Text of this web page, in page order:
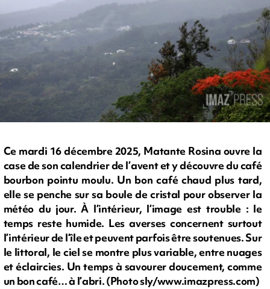
Ce mardi 16 décembre 2025, Matante Rosina ouvre la
case de son calendrier de l’avent et y découvre du café
bourbon pointu moulu. Un bon café chaud plus tard,
elle se penche sur sa boule de cristal pour observer la
météo du jour. À l’intérieur, l’image est trouble : le
temps reste humide. Les averses concernent surtout
l’intérieur de l’île et peuvent parfois être soutenues. Sur
le littoral, le ciel se montre plus variable, entre nuages
et éclaircies. Un temps à savourer doucement, comme
un bon café… à l’abri. (Photo sly/www.imazpress.com)